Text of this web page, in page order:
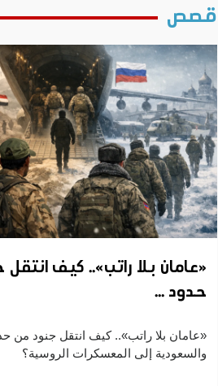
قصص
«عامان بلا راتب».. كيف
حدود ...
«عامان بلا راتب».. كيف انتقل جنود من
والسعودية إلى المعسكرات الروسية؟